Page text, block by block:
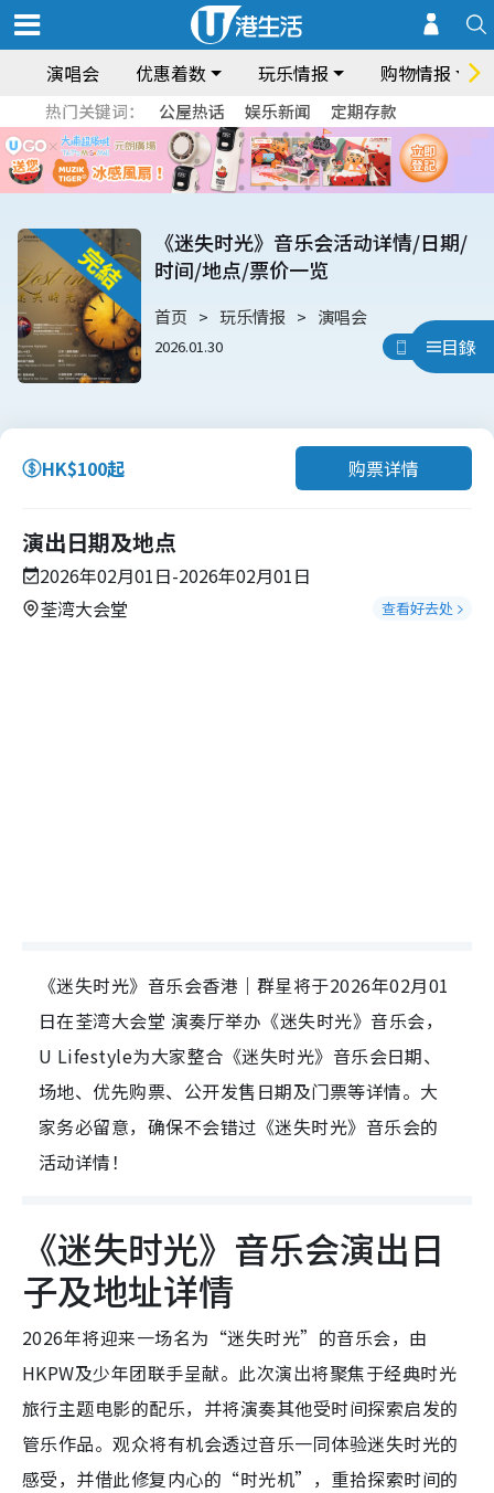
演唱会 优惠着数 玩乐情报 购物情报
热门关键词： 公屋热话 娱乐新闻 定期存款
目錄
《迷失时光》音乐会活动详情/日期/
时间/地点/票价一览
首页 玩乐情报 演唱会
2026.01.30 用App睇
HK$100起 购票详情
演出日期及地点
2026年02月01日-2026年02月01日
荃湾大会堂
查看好去处
《迷失时光》音乐会香港｜群星将于2026年02月01
日在荃湾大会堂 演奏厅举办《迷失时光》音乐会，
U Lifestyle为大家整合《迷失时光》音乐会日期、
场地、优先购票、公开发售日期及门票等详情。大
家务必留意，确保不会错过《迷失时光》音乐会的
活动详情！
《迷失时光》音乐会演出日
子及地址详情
2026年将迎来一场名为“迷失时光”的音乐会，由
HKPW及少年团联手呈献。此次演出将聚焦于经典时光
旅行主题电影的配乐，并将演奏其他受时间探索启发的
管乐作品。观众将有机会透过音乐一同体验迷失时光的
感受，并借此修复内心的“时光机”，重拾探索时间的